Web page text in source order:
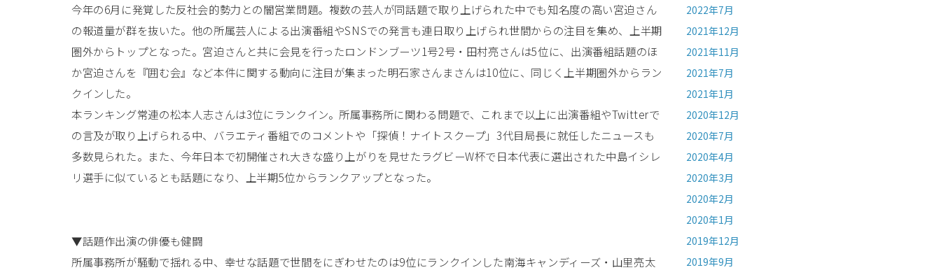
今年の6月に発覚した反社会的勢力との闇営業問題。複数の芸人が同話題で取り上げられた中でも知名度の高い宮迫さん
の報道量が群を抜いた。他の所属芸人による出演番組やSNSでの発言も連日取り上げられ世間からの注目を集め、上半期
圏外からトップとなった。宮迫さんと共に会見を行ったロンドンブーツ1号2号・田村亮さんは5位に、出演番組話題のほ
か宮迫さんを『囲む会』など本件に関する動向に注目が集まった明石家さんまさんは10位に、同じく上半期圏外からラン
クインした。
本ランキング常連の松本人志さんは3位にランクイン。所属事務所に関わる問題で、これまで以上に出演番組やTwitterで
の言及が取り上げられる中、バラエティ番組でのコメントや「探偵！ナイトスクープ」3代目局長に就任したニュースも
多数見られた。また、今年日本で初開催され大きな盛り上がりを見せたラグビーW杯で日本代表に選出された中島イシレ
リ選手に似ているとも話題になり、上半期5位からランクアップとなった。
▼話題作出演の俳優も健闘
所属事務所が騒動で揺れる中、幸せな話題で世間をにぎわせたのは9位にランクインした南海キャンディーズ・山里亮太
2022年7月
2021年12月
2021年11月
2021年7月
2021年1月
2020年12月
2020年7月
2020年4月
2020年3月
2020年2月
2020年1月
2019年12月
2019年9月